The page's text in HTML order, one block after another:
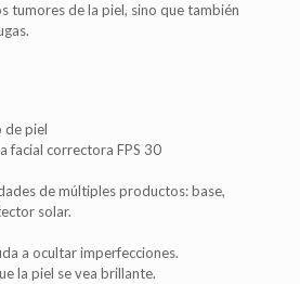
tumores de la piel, sino que también
de piel
facial correctora FPS 30
de múltiples productos: base,
solar.
a ocultar imperfecciones.
la piel se vea brillante.